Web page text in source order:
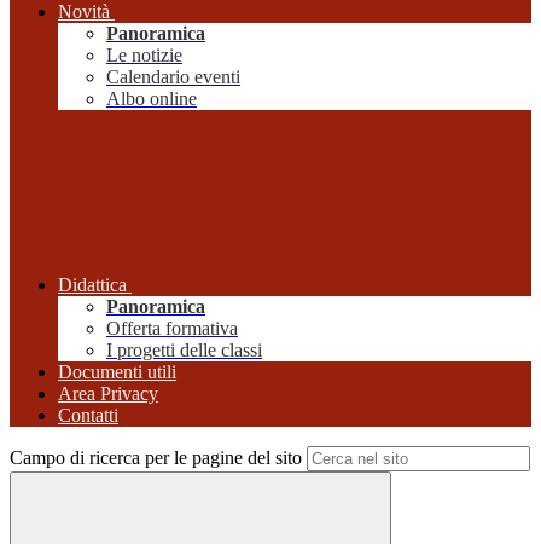
Novità
Panoramica
Le notizie
Calendario eventi
Albo online
Didattica
Panoramica
Offerta formativa
I progetti delle classi
Documenti utili
Area Privacy
Contatti
Campo di ricerca per le pagine del sito